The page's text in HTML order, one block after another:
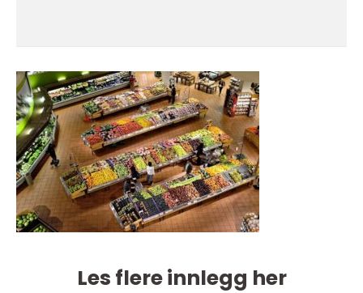
Les flere innlegg her